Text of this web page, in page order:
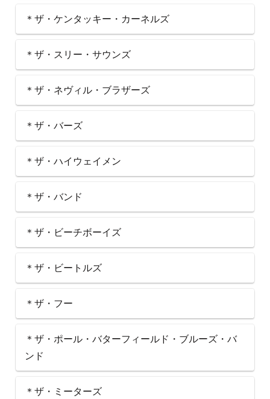
＊ザ・ケンタッキー・カーネルズ
＊ザ・スリー・サウンズ
＊ザ・ネヴィル・ブラザーズ
＊ザ・バーズ
＊ザ・ハイウェイメン
＊ザ・バンド
＊ザ・ビーチボーイズ
＊ザ・ビートルズ
＊ザ・フー
＊ザ・ポール・バターフィールド・ブルーズ・バ
ンド
＊ザ・ミーターズ